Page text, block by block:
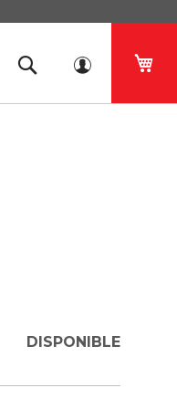
DISPONIBLE